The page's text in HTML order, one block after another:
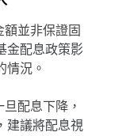
並非保證固
金配息政策影
情況。
配息下降，
建議將配息視